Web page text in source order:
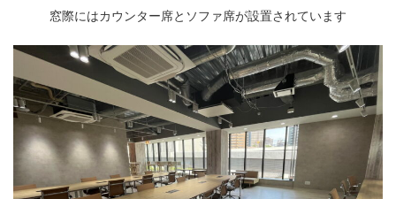
窓際にはカウンター席とソファ席が設置されています